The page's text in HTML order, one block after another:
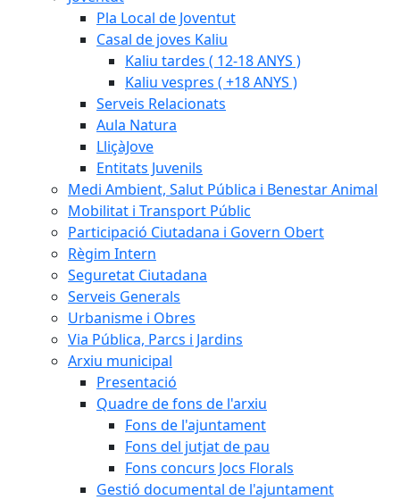
Pla Local de Joventut
Casal de joves Kaliu
Kaliu tardes ( 12-18 ANYS )
Kaliu vespres ( +18 ANYS )
Serveis Relacionats
Aula Natura
LliçàJove
Entitats Juvenils
Medi Ambient, Salut Pública i Benestar Animal
Mobilitat i Transport Públic
Participació Ciutadana i Govern Obert
Règim Intern
Seguretat Ciutadana
Serveis Generals
Urbanisme i Obres
Via Pública, Parcs i Jardins
Arxiu municipal
Presentació
Quadre de fons de l'arxiu
Fons de l'ajuntament
Fons del jutjat de pau
Fons concurs Jocs Florals
Gestió documental de l'ajuntament